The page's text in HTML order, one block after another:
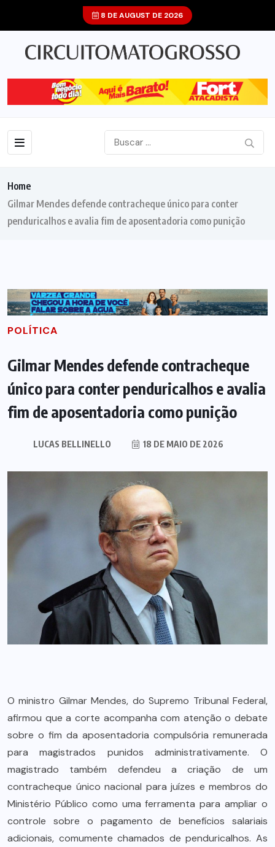
8 DE AUGUST DE 2026
Home
Gilmar Mendes defende contracheque único para conter
penduricalhos e avalia fim de aposentadoria como punição
POLÍTICA
Gilmar Mendes defende contracheque
único para conter penduricalhos e avalia
fim de aposentadoria como punição
LUCAS BELLINELLO 18 DE MAIO DE 2026
O ministro Gilmar Mendes, do Supremo Tribunal Federal,
afirmou que a corte acompanha com atenção o debate
sobre o fim da aposentadoria compulsória remunerada
para magistrados punidos administrativamente. O
magistrado também defendeu a criação de um
contracheque único nacional para juízes e membros do
Ministério Público como uma ferramenta para ampliar o
controle sobre o pagamento de benefícios salariais
adicionais, comumente chamados de penduricalhos. As